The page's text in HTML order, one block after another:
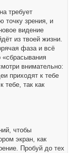
требует
точку зрения, и
видение
из твоей жизни.
фаза и всё
«сбрасывания
внимательно:
приходят к тебе
тебе, так как
чтобы
экран, как
Пробуй до тех